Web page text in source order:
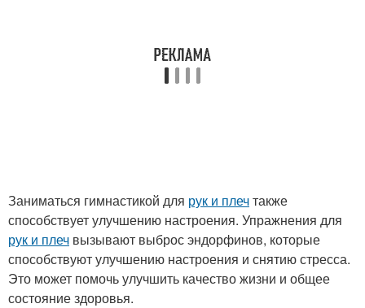
Заниматься гимнастикой для рук и плечтакже
способствует улучшению настроения. Упражнения для
рук и плеч вызывают выброс эндорфинов, которые
способствуют улучшению настроения и снятию стресса.
Это может помочь улучшить качество жизни и общее
состояние здоровья.